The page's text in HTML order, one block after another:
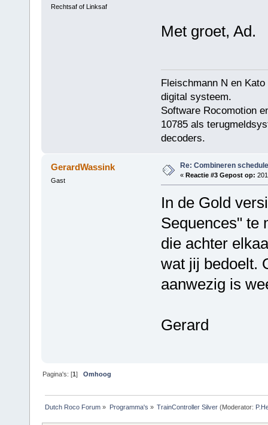
Rechtsaf of Linksaf
Met groet, Ad.
Fleischmann N en
digital systeem.
Software Rocomotion
10785 als
decoders.
GerardWassink
Gast
Re: Combineren
« Reactie #3 Gepost op:
In de Gold
Sequences" te
die achter
wat jij bedoelt.
aanwezig is
Gerard
Pagina's: [1]Omhoog
Dutch Roco Forum » Programma's » TrainController Silver(Moderator: